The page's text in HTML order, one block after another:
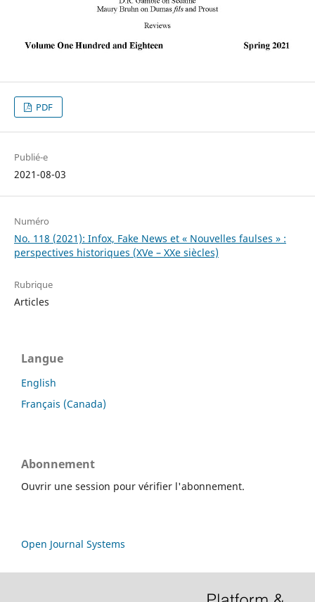
PDF
Publié-e
2021-08-03
Numéro
No. 118 (2021): Infox, Fake News et « Nouvelles faulses » :
perspectives historiques (XVe – XXe siècles)
Rubrique
Articles
Langue
English
Français (Canada)
Abonnement
Ouvrir une session pour vérifier l'abonnement.
Open Journal Systems